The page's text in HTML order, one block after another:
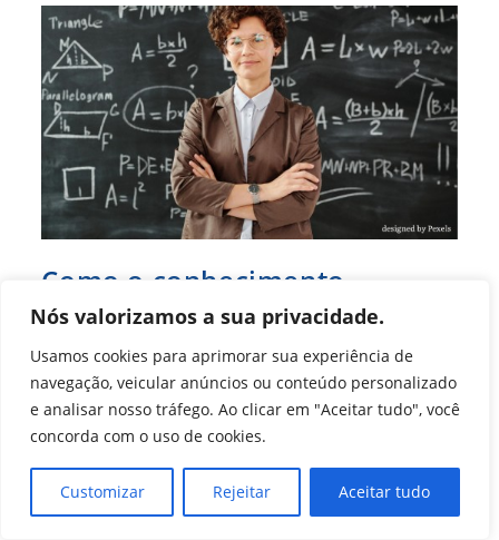
Nós valorizamos a sua privacidade.
Usamos cookies para aprimorar sua experiência de
navegação, veicular anúncios ou conteúdo personalizado
e analisar nosso tráfego. Ao clicar em "Aceitar tudo", você
concorda com o uso de cookies.
Customizar Rejeitar Aceitar tudo
Dias
20
E
21
De
Junho
Como o conhecimento
analítico e emocional afeta o
mercado?
AutorAna Clara
Post
publicado:
11 de junho de 2024
Categoria
Ano 2024 / Últimas Notícias (Agência)
As chamadas soft skills continuam em alta, as
habilidades comportamentais são importantes pela